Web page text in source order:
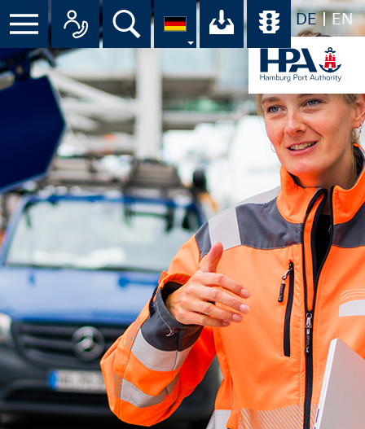
DE EN
Menü Alle Ansprechpartner im
Suche Ihr Download-